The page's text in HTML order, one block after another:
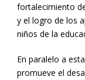
fortalecimiento
y el logro de los
niños de la
En paralelo a
promueve el